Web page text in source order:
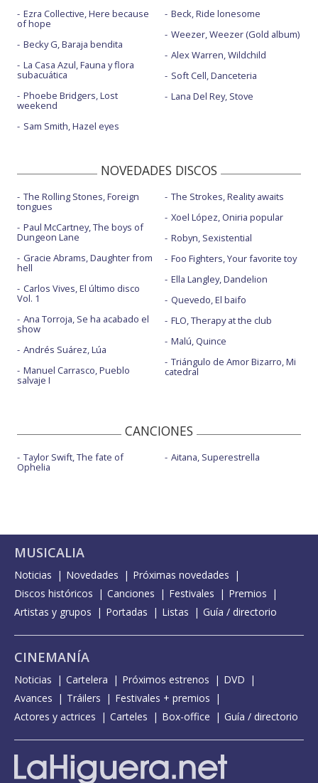
Ezra Collective, Here because
of hope
Becky G, Baraja bendita
La Casa Azul, Fauna y flora
subacuática
Phoebe Bridgers, Lost
weekend
Sam Smith, Hazel eyes
Beck, Ride lonesome
Weezer, Weezer (Gold album)
Alex Warren, Wildchild
Soft Cell, Danceteria
Lana Del Rey, Stove
NOVEDADES DISCOS
The Rolling Stones, Foreign
tongues
Paul McCartney, The boys of
Dungeon Lane
Gracie Abrams, Daughter from
hell
Carlos Vives, El último disco
Vol. 1
Ana Torroja, Se ha acabado el
show
Andrés Suárez, Lúa
Manuel Carrasco, Pueblo
salvaje I
The Strokes, Reality awaits
Xoel López, Oniria popular
Robyn, Sexistential
Foo Fighters, Your favorite toy
Ella Langley, Dandelion
Quevedo, El baifo
FLO, Therapy at the club
Malú, Quince
Triángulo de Amor Bizarro, Mi
catedral
CANCIONES
Taylor Swift, The fate of
Ophelia
Aitana, Superestrella
MUSICALIA
Noticias Novedades
Próximas novedades
Discos históricos
Canciones Festivales
Premios
Artistas y grupos
Portadas Listas Guía / directorio
CINEMANÍA
Noticias Cartelera Próximos estrenos
DVD
Avances
Tráilers
Festivales + premios
Actores y actrices
Carteles Box-office Guía / directorio